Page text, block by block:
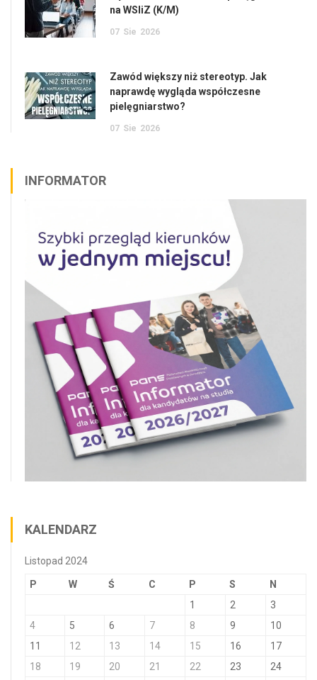
na WSIiZ (K/M)
07 Sie 2026
Zawód większy niż stereotyp. Jak
naprawdę wygląda współczesne
pielęgniarstwo?
07 Sie 2026
INFORMATOR
KALENDARZ
Listopad 2024
P W Ś C P S N
1 2
3
4
5 6 7 8 9
10
11
12 13 14 15 16
17
18
19 20 21 22 23
24